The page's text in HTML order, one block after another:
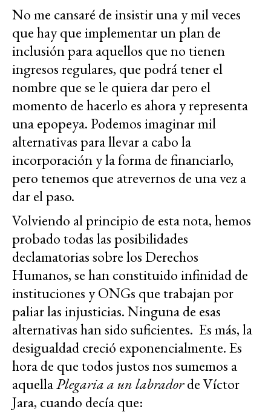
No me cansaré de insistir una y mil veces
que hay que implementar un plan de
inclusión para aquellos que no tienen
ingresos regulares, que podrá tener el
nombre que se le quiera dar pero el
momento de hacerlo es ahora y representa
una epopeya. Podemos imaginar mil
alternativas para llevar a cabo la
incorporación y la forma de financiarlo,
pero tenemos que atrevernos de una vez a
dar el paso.
Volviendo al principio de esta nota, hemos
probado todas las posibilidades
declamatorias sobre los Derechos
Humanos, se han constituido infinidad de
instituciones y ONGs que trabajan por
paliar las injusticias. Ninguna de esas
alternativas han sido suficientes. Es más, la
desigualdad creció exponencialmente. Es
hora de que todos justos nos sumemos a
aquellaPlegaria a un labradorde Víctor
Jara, cuando decía que: